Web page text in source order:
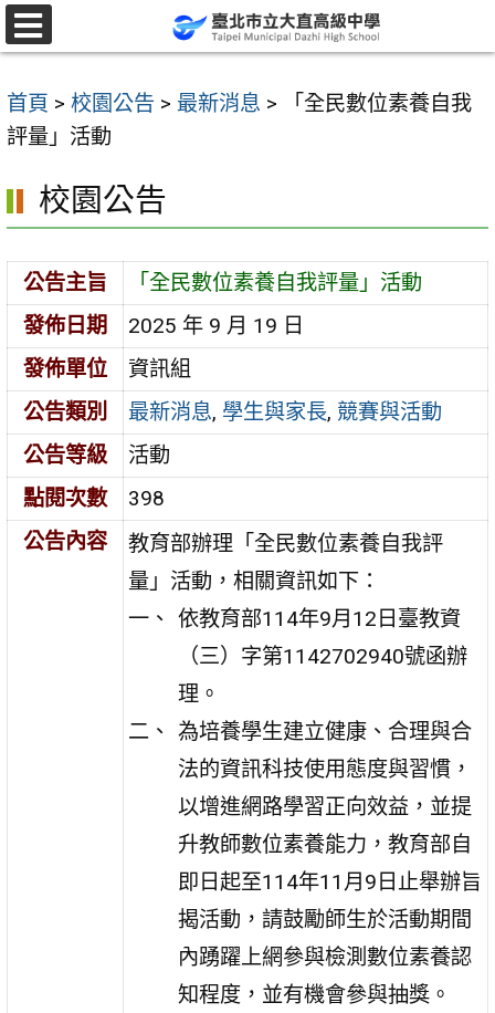
跳
至
要
內
區
首頁 > 校園公告 > 最新消息 >
「全民數位素養自我
評量」活動
校園公告
公告主旨
「全民數位素養自我評量」活動
發佈日期
2025 年 9 月 19 日
發佈單位
資訊組
公告類別
最新消息, 學生與家長, 競賽與活動
公告等級
活動
點閱次數
398
公告內容
教育部辦理「全民數位素養自我評
量」活動，相關資訊如下：
依教育部114年9月12日臺教資
（三）字第1142702940號函辦
理。
為培養學生建立健康、合理與合
法的資訊科技使用態度與習慣，
以增進網路學習正向效益，並提
升教師數位素養能力，教育部自
即日起至114年11月9日止舉辦旨
揭活動，請鼓勵師生於活動期間
內踴躍上網參與檢測數位素養認
知程度，並有機會參與抽獎。
選
單